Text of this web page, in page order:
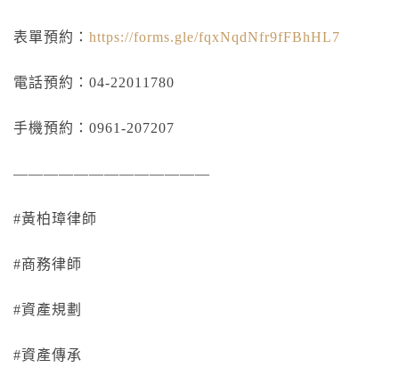
表單預約： https://forms.gle/fqxNqdNfr9fFBhHL7
電話預約：04-22011780
手機預約：0961-207207
—————————————
#黃柏璋律師
#商務律師
#資產規劃
#資產傳承